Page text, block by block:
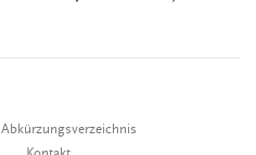
Abkürzungsverzeichnis